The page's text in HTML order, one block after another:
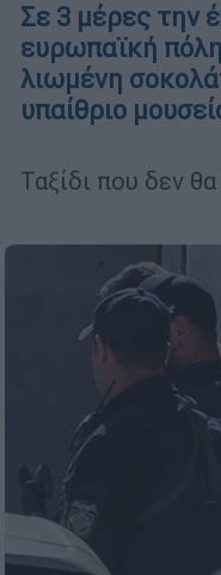
Σε 3 μέρες την
ευρωπαϊκή
λιωμένη
υπαίθριο
Ταξίδι που δεν